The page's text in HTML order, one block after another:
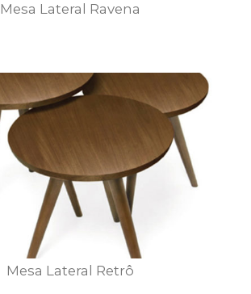
Mesa Lateral Ravena
Mesa Lateral Retrô